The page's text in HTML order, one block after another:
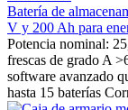
Batería de
V y 200 Ah para
Potencia nominal:
frescas de grado A
software avanzado
hasta 15 baterías